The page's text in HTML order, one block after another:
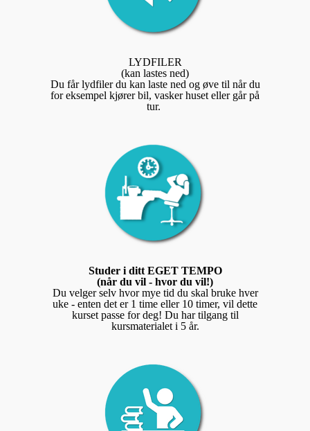
LYDFILER
(kan lastes ned)
Du får lydfiler du kan laste ned og øve til når du
for eksempel kjører bil, vasker huset eller går på
tur.
Studer i ditt EGET TEMPO
(når du vil - hvor du vil!)
Du velger selv hvor mye tid du skal bruke hver
uke - enten det er 1 time eller 10 timer, vil dette
kurset passe for deg! Du har tilgang til
kursmaterialet i 5 år.